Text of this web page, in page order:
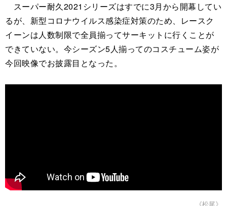
スーパー耐久2021シリーズはすでに3月から開幕してい
るが、新型コロナウイルス感染症対策のため、レースク
イーンは人数制限で全員揃ってサーキットに行くことが
できていない。今シーズン5人揃ってのコスチューム姿が
今回映像でお披露目となった。
《松尾》